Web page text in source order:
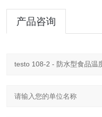
产品咨询